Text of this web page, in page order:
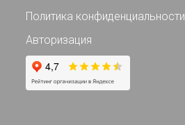
Политика конфиденциальности
Авторизация